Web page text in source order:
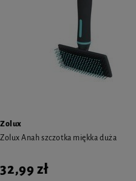
Zolux
Zolux Anah szczotka miękka duża
32,99 zł